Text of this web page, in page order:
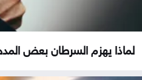
لماذا يهزم السرطان بعض